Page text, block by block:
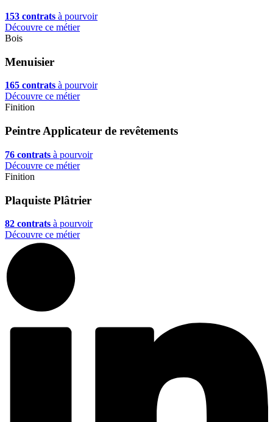
153 contrats à pourvoir
Découvre ce métier
Bois
Menuisier
165 contrats à pourvoir
Découvre ce métier
Finition
Peintre Applicateur de revêtements
76 contrats à pourvoir
Découvre ce métier
Finition
Plaquiste Plâtrier
82 contrats à pourvoir
Découvre ce métier